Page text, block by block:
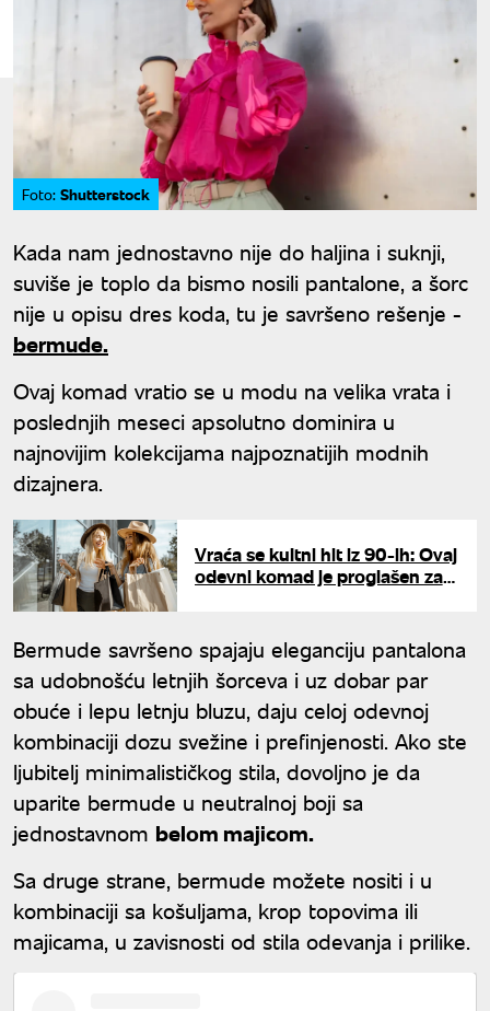
Foto: Shutterstock
Kada nam jednostavno nije do haljina i suknji,
suviše je toplo da bismo nosili pantalone, a šorc
nije u opisu dres koda, tu je savršeno rešenje -
bermude.
Ovaj komad vratio se u modu na velika vrata i
poslednjih meseci apsolutno dominira u
najnovijim kolekcijama najpoznatijih modnih
dizajnera.
Vraća se kultni hit iz 90-ih: Ovaj
odevni komad je proglašen za
Bermude savršeno spajaju eleganciju pantalona
sa udobnošću letnjih šorceva i uz dobar par
obuće i lepu letnju bluzu, daju celoj odevnoj
kombinaciji dozu svežine i prefinjenosti. Ako ste
ljubitelj minimalističkog stila, dovoljno je da
uparite bermude u neutralnoj boji sa
jednostavnom belom majicom.
Sa druge strane, bermude možete nositi i u
kombinaciji sa košuljama, krop topovima ili
majicama, u zavisnosti od stila odevanja i prilike.